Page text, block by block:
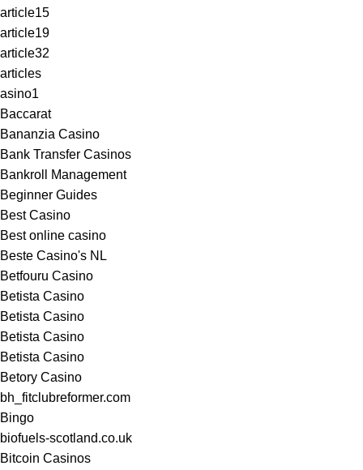
article15
article19
article32
articles
asino1
Baccarat
Bananzia Casino
Bank Transfer Casinos
Bankroll Management
Beginner Guides
Best Casino
Best online casino
Beste Casino's NL
Betfouru Casino
Betista Casino
Betista Casino
Betista Casino
Betista Casino
Betory Casino
bh_fitclubreformer.com
Bingo
biofuels-scotland.co.uk
Bitcoin Casinos